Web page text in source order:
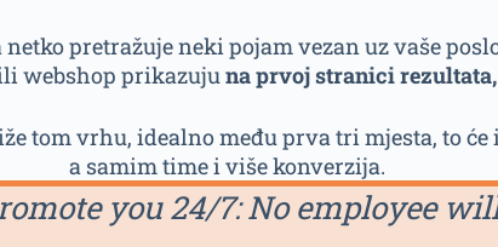
pretražuje neki pojam vezan uz vaše
webshop prikazujuna prvoj stranici
tom vrhu, idealno među prva tri mjesta, to će
a samim time i više konverzija.
you 24/7: No employee